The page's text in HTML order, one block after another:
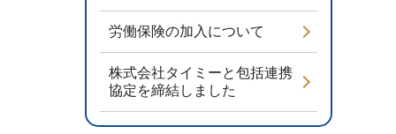
労働保険の加入について
株式会社タイミーと包括連携
協定を締結しました